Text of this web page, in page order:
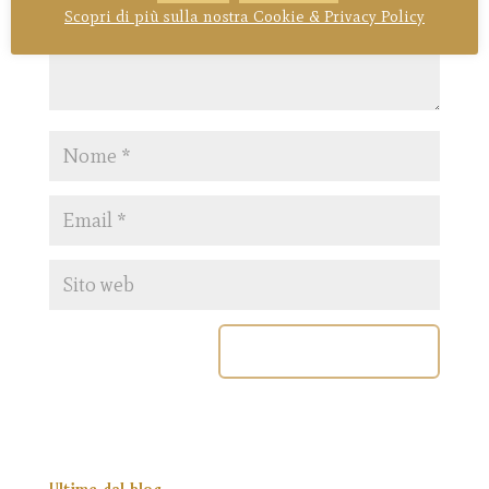
Scopri di più sulla nostra Cookie & Privacy Policy